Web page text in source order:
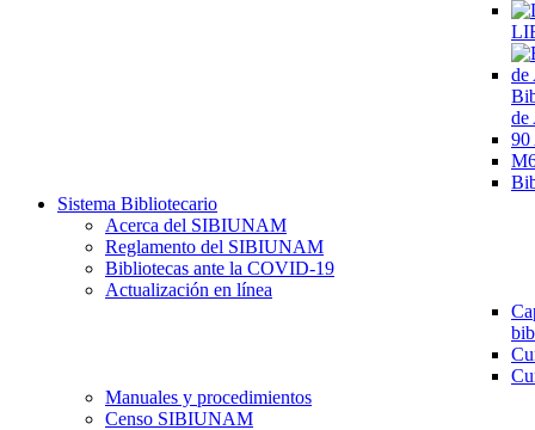
de
90
Sistema Bibliotecario
Acerca del SIBIUNAM
Reglamento del SIBIUNAM
Bibliotecas ante la COVID-19
Actualización en línea
Manuales y procedimientos
Censo SIBIUNAM